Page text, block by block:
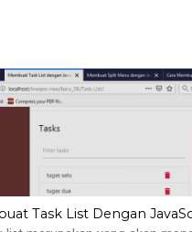
Task List Dengan